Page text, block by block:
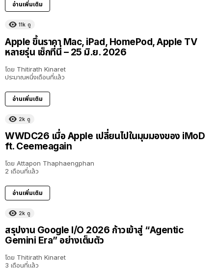
อ่านเพิ่มเติม
11k ดู
Apple ขึ้นราคา Mac, iPad, HomePod, Apple TV
หลายรุ่น เช็กที่นี่ – 25 มิ.ย. 2026
โดย Thitirath Kinaret
ประมาณหนึ่งเดือนที่แล้ว
อ่านเพิ่มเติม
2k ดู
WWDC26 เมื่อ Apple เปลี่ยนไปในมุมมองของ iMoD
ft. Ceemeagain
โดย Attapon Thaphaengphan
2 เดือนที่แล้ว
อ่านเพิ่มเติม
2k ดู
สรุปงาน Google I/O 2026 ก้าวเข้าสู่ “Agentic
Gemini Era” อย่างเต็มตัว
โดย Thitirath Kinaret
3 เดือนที่แล้ว